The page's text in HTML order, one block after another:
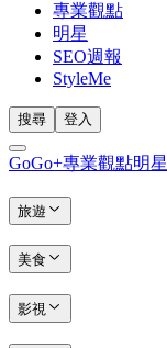
專業觀點
明星
SEO週報
StyleMe
搜尋 登入
GoGo+專業觀點明星
旅遊
美食
影視